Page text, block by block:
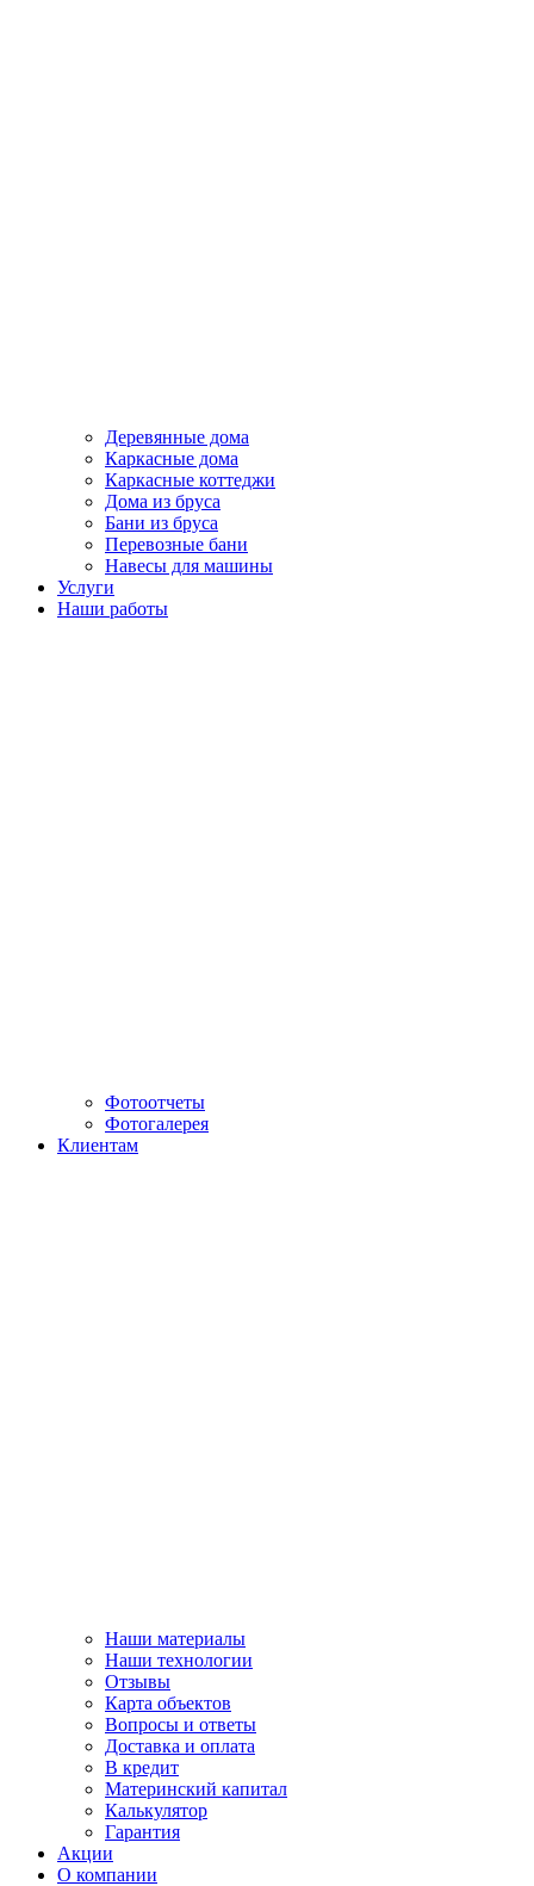
Деревянные дома
Каркасные дома
Каркасные коттеджи
Дома из бруса
Бани из бруса
Перевозные бани
Навесы для машины
Услуги
Наши работы
Фотоотчеты
Фотогалерея
Клиентам
Наши материалы
Наши технологии
Отзывы
Карта объектов
Вопросы и ответы
Доставка и оплата
В кредит
Материнский капитал
Калькулятор
Гарантия
Акции
О компании